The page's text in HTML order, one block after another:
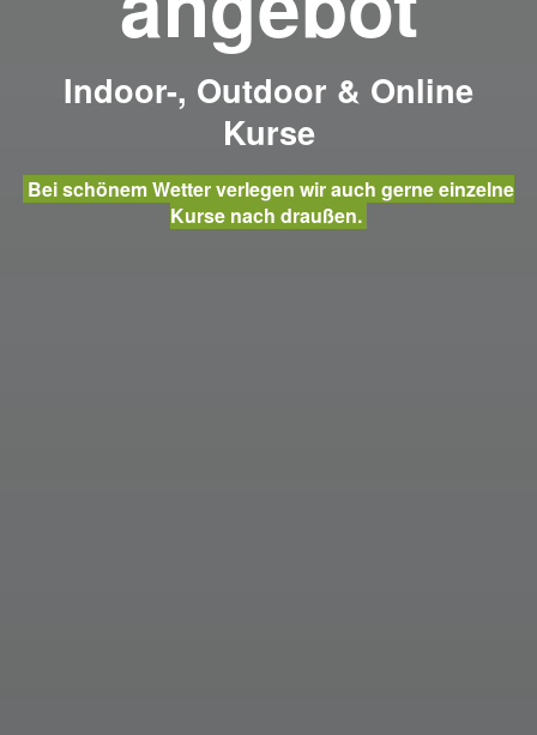
Indoor-, Outdoor & Online
Kurse
Bei schönem Wetter verlegen wir auch gerne einzelne
Kurse nach draußen.